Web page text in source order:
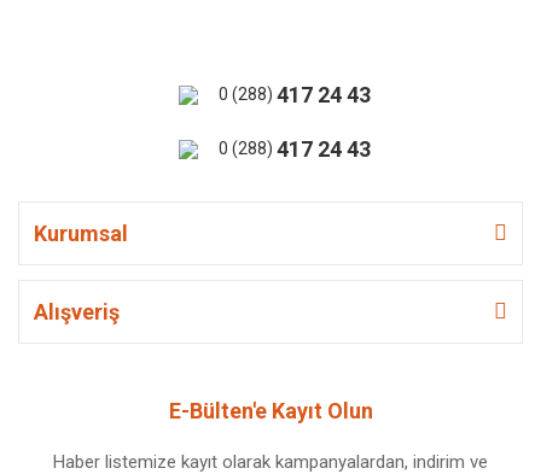
0 (288) 417 24 43
0 (288) 417 24 43
Kurumsal
Alışveriş
E-Bülten'e Kayıt Olun
Haber listemize kayıt olarak kampanyalardan, indirim ve